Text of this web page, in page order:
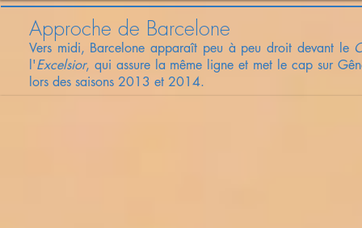
Approche de Barcelone
Vers midi, Barcelone apparaît peu à peu droit devant le
l'Excelsior, qui assure la même ligne et met le cap sur
lors des saisons 2013 et 2014.